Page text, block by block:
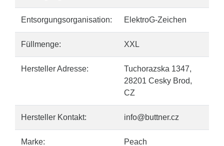
Entsorgungsorganisation: ElektroG-Zeichen
Füllmenge: XXL
Hersteller Adresse:
Tuchorazska 1347,
28201 Cesky Brod,
CZ
Hersteller Kontakt: info@buttner.cz
Marke: Peach